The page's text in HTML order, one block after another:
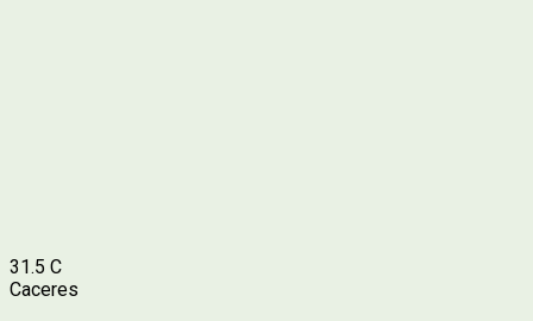
31.5 C
Caceres